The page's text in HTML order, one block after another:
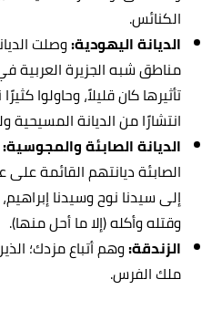
الكنائس.
الديانة اليهودية:وصلت
مناطق شبه الجزيرة العربية
تأثيرها كان قليلاً، وحاولوا
انتشارًا من الديانة المسيحية
الديانة الصابئة والمجوسية:
الصابئة ديانتهم القائمة على
إلى سيدنا نوح وسيدنا
وقتله وأكله (إلا ما أحل منها).
الزندقة:وهم أتباع مزدك؛
ملك الفرس.